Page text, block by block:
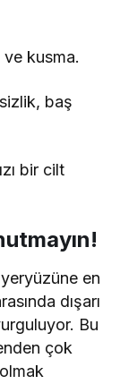
ve kusma.
baş
bir cilt
yeryüzüne en
dışarı
Bu
çok